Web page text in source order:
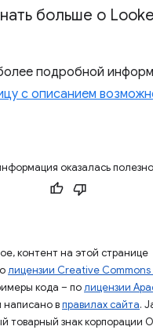
больше о
подробной
с описанием
оказалась
контент на этой странице
лицензии Creative
кода – полицензии
вправилах сайта.
товарный знак корпорации